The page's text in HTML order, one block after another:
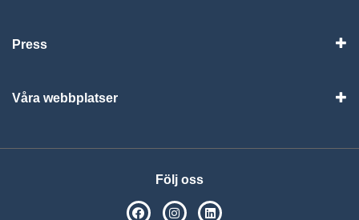
Press
Våra webbplatser
Följ oss
SPSM på Facebook
SPSM på Instagram